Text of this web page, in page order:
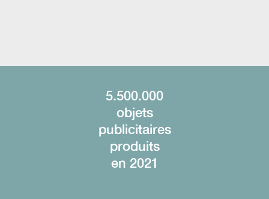
5.500.000
objets
publicitaires
produits
en 2021